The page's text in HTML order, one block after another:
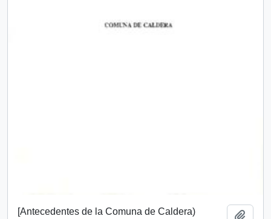
[Antecedentes de la Comuna de Caldera)